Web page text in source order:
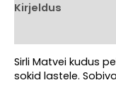
Kirjeldus
Sirli Matvei kudus
sokid lastele.